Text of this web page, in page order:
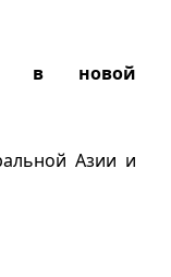
в новой
Азии и